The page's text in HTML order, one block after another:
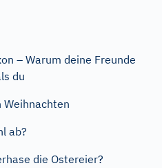
– Warum deine Freunde
du
Weihnachten
ab?
die Ostereier?